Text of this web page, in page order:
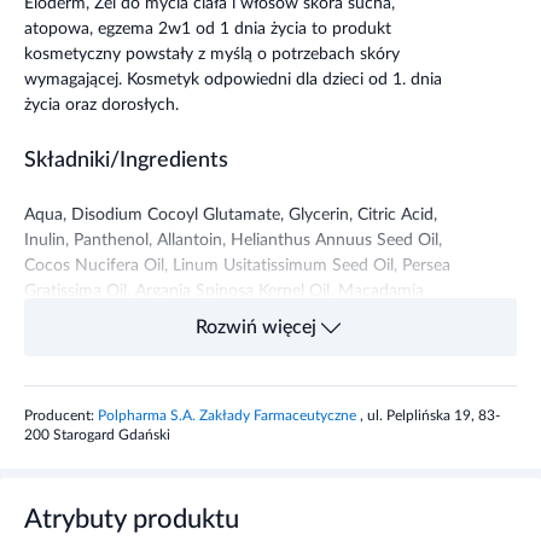
atopowa, egzema 2w1 od 1 dnia życia to produkt
kosmetyczny powstały z myślą o potrzebach skóry
wymagającej. Kosmetyk odpowiedni dla dzieci od 1. dnia
życia oraz dorosłych.
Składniki/Ingredients
Aqua, Disodium Cocoyl Glutamate, Glycerin, Citric Acid,
Inulin, Panthenol, Allantoin, Helianthus Annuus Seed Oil,
Cocos Nucifera Oil, Linum Usitatissimum Seed Oil, Persea
Gratissima Oil, Argania Spinosa Kernel Oil, Macadamia
Ternifolia Seed Oil, Olea Europaea Fruit Oil, Rosmarinus
Officinalis Leaf Extract, Fructose, Glucose, Cellulose Gum,
Sorbate.
Przeznaczenie produktu
egzemą.
Rozwiń więcej
Producent: Polpharma S.A. Zakłady Farmaceutyczne , ul. Pelplińska 19, 83-
200 Starogard Gdański
Atrybuty produktu